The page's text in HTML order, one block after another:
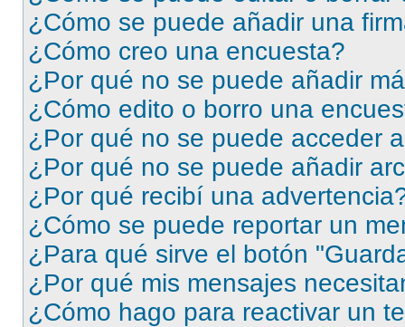
¿Cómo se puede añadir una
¿Cómo creo una encuesta?
¿Por qué no se puede añadir
¿Cómo edito o borro una
¿Por qué no se puede acceder
¿Por qué no se puede añadir
¿Por qué recibí una
¿Cómo se puede reportar un
¿Para qué sirve el botón
¿Por qué mis mensajes
¿Cómo hago para reactivar un